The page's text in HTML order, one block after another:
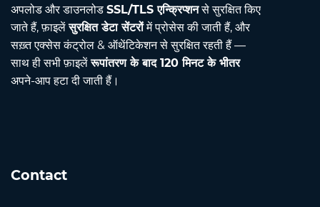
अपलोड और डाउनलोड SSL/TLS एन्क्रिप्शनसे सुरक्षित किए
जाते हैं, फ़ाइलेंसुरक्षित डेटा सेंटरोंमें प्रोसेस की जाती हैं, और
सख़्त एक्सेस कंट्रोल & ऑथेंटिकेशन से सुरक्षित रहती हैं —
साथ ही सभी फ़ाइलेंरूपांतरण के बाद 120 मिनट के भीतर
अपने-आप हटा दी जाती हैं।
Contact